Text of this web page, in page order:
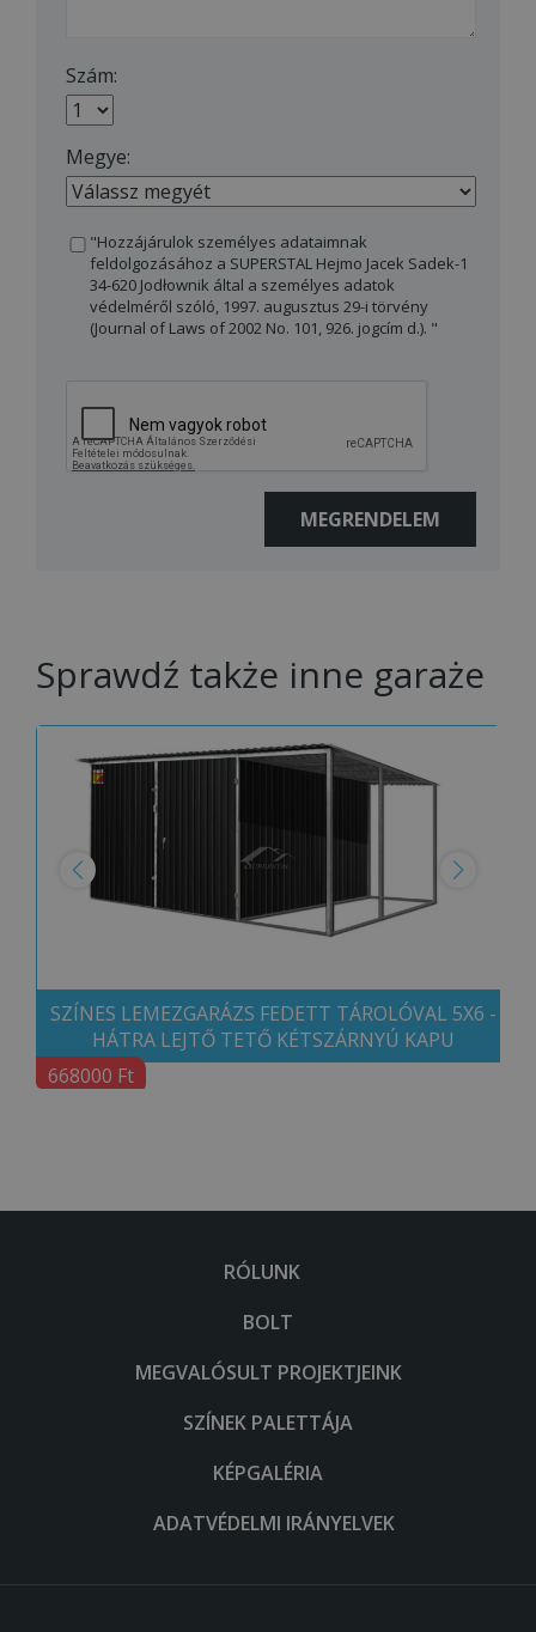
Szám:
Megye:
"Hozzájárulok személyes adataimnak
feldolgozásához a SUPERSTAL Hejmo Jacek Sadek-1
34-620 Jodłownik által a személyes adatok
védelméről szóló, 1997. augusztus 29-i törvény
(Journal of Laws of 2002 No. 101, 926. jogcím d.). "
Sprawdź także inne garaże
SZÍNES LEMEZGARÁZS FEDETT TÁROLÓVAL 5X6 -
HÁTRA LEJTŐ TETŐ KÉTSZÁRNYÚ KAPU
668000 Ft
RÓLUNK
BOLT
MEGVALÓSULT PROJEKTJEINK
SZÍNEK PALETTÁJA
KÉPGALÉRIA
ADATVÉDELMI IRÁNYELVEK